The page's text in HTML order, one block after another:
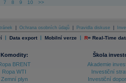
7 8 9 10 >>
Ochrana osobních údajů Pravidla diskuse
| Data export | Mobilní verze | R= Real-Time
Komodity:
BRENT
Ropa WTI
Zemní plyn
Škola
Akademie
Investiční
Investiční